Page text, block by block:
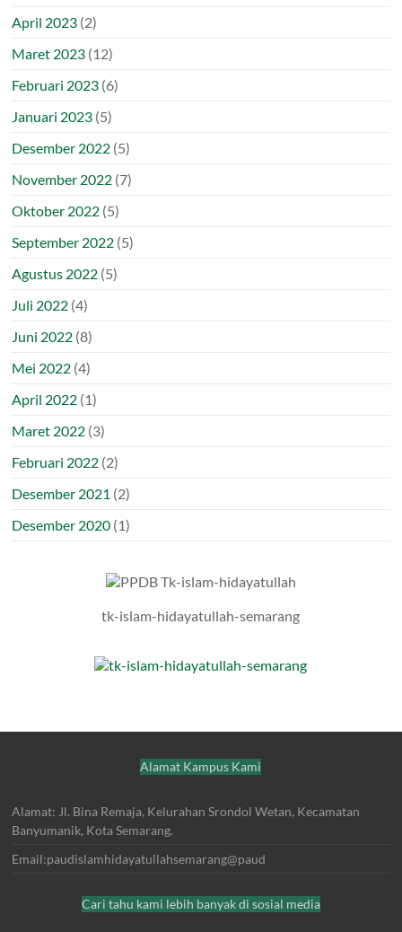
April 2023 (2)
Maret 2023 (12)
Februari 2023 (6)
Januari 2023 (5)
Desember 2022 (5)
November 2022 (7)
Oktober 2022 (5)
September 2022 (5)
Agustus 2022 (5)
Juli 2022 (4)
Juni 2022 (8)
Mei 2022 (4)
April 2022 (1)
Maret 2022 (3)
Februari 2022 (2)
Desember 2021 (2)
Desember 2020 (1)
tk-islam-hidayatullah-semarang
Alamat Kampus Kami
Alamat: Jl. Bina Remaja, Kelurahan Srondol Wetan, Kecamatan
Banyumanik, Kota Semarang.
Email:paudislamhidayatullahsemarang@paud
Cari tahu kami lebih banyak di sosial media